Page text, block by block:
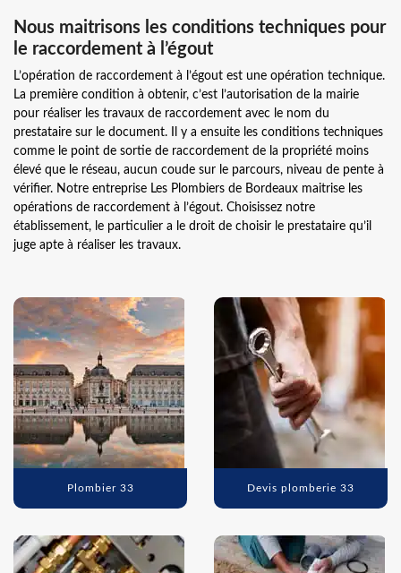
Nous maitrisons les conditions techniques pour
le raccordement à l’égout
L’opération de raccordement à l’égout est une opération technique.
La première condition à obtenir, c’est l’autorisation de la mairie
pour réaliser les travaux de raccordement avec le nom du
prestataire sur le document. Il y a ensuite les conditions techniques
comme le point de sortie de raccordement de la propriété moins
élevé que le réseau, aucun coude sur le parcours, niveau de pente à
vérifier. Notre entreprise Les Plombiers de Bordeaux maitrise les
opérations de raccordement à l’égout. Choisissez notre
établissement, le particulier a le droit de choisir le prestataire qu’il
juge apte à réaliser les travaux.
Plombier 33 Devis plomberie 33